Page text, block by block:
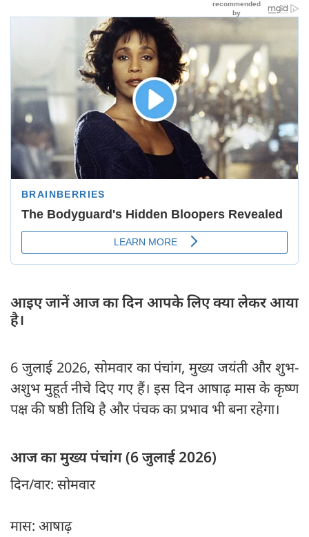
आइए जानें आज का दिन आपके लिए क्या लेकर आया
है।
6 जुलाई 2026, सोमवार का पंचांग, मुख्य जयंती और शुभ-
अशुभ मुहूर्त नीचे दिए गए हैं। इस दिन आषाढ़ मास के कृष्ण
पक्ष की षष्ठी तिथि है और पंचक का प्रभाव भी बना रहेगा।
आज का मुख्य पंचांग (6 जुलाई 2026)
दिन/वार: सोमवार
मास: आषाढ़